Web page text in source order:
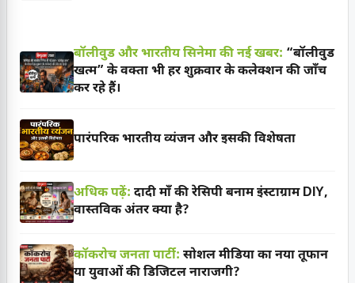
बॉलीवुड और भारतीय सिनेमा की नई खबर: “बॉलीवुड
खत्म” के वक्ता भी हर शुक्रवार के कलेक्शन की जाँच
कर रहे हैं।
पारंपरिक भारतीय व्यंजन और इसकी विशेषता
अधिक पढ़ें: दादी माँ की रेसिपी बनाम इंस्टाग्राम DIY,
वास्तविक अंतर क्या है?
कॉकरोच जनता पार्टी: सोशल मीडिया का नया तूफान
या युवाओं की डिजिटल नाराजगी?